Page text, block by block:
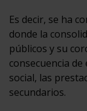
Es decir, se ha
donde la
públicos y su
consecuencia
social, las
secundarios.